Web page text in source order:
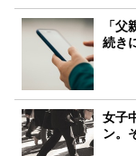
「
続き
女子
ン。